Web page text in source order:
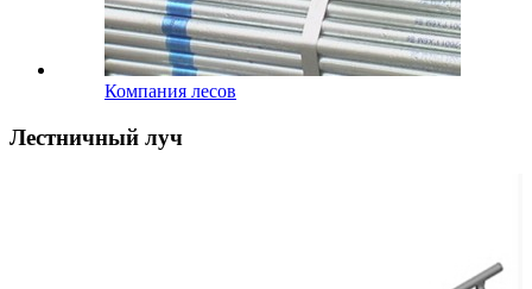
Компания лесов
Лестничный луч